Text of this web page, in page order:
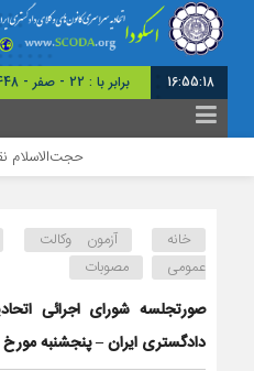
16:55:18 برابر با : 22 - صفر - 1448
حجت‌الاسلام
خانه آزمون وکالت
عمومی
مصوبات
صورتجلسه شورای اجرائی
دادگستری ایران – پنجشنبه مورخ ۱۴۰۴/۷/۲۴